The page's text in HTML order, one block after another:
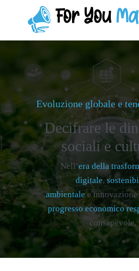
Evoluzione globale e
Decifrare le
sociali e
Nell’era della
digitale,
ambientale e
progresso economico
consapevole.